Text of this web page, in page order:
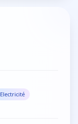
Electricité